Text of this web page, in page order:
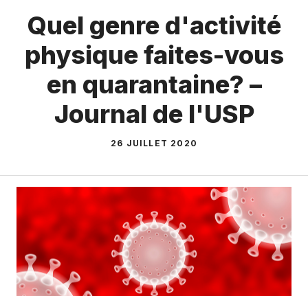
Quel genre d'activité
physique faites-vous
en quarantaine? –
Journal de l'USP
26 JUILLET 2020